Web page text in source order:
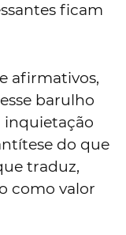
ficam
afirmativos,
barulho
inquietação
do que
traduz,
como valor